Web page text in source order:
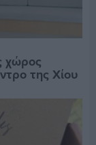
χώρος
της Χίου